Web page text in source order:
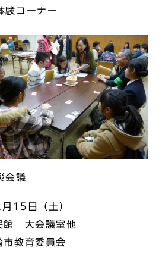
験コーナー
会議
月15日（土）
館 大会議室他
教育委員会